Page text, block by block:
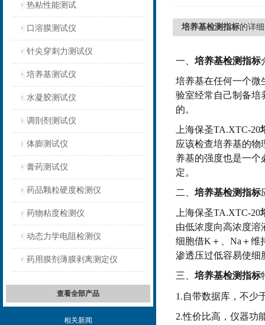
热粘性能测试
口溶膜测试仪
针尖穿刺力测试仪
培养基测试仪
水凝胶测试仪
调剖剂测试仪
体膨测试仪
膏药测试仪
药品颗粒硬度检测仪
药物粘度检测仪
动态力学电阻检测仪
药用膜剂薄膜剥离测定仪
查看全部产品
相关新闻
培养基检测指标的详
一、 培养基检测指标
培养基在任何一个微
验室经常自己制备培
的。
上海保圣TA.XTC-20
应该检查培养基的物
养基的强度也是一个
定。
二、 培养基检测指标
上海保圣TA.XTC-20
由低浓度向高浓度溶
细胞借K＋、Na＋维
渗透压过低容易使细
三、 培养基检测指标
1.自带数据库，不少
2.性价比高，仪器功